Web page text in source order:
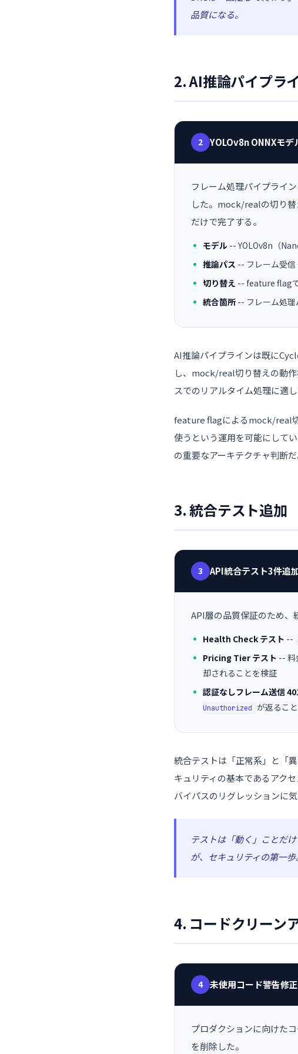
品質になる。
2. AI推論パイプラ
2 YOLOv8n ONNXモデ
フレーム処理パイプライ
した。mock/realの切り
だけで完了する。
モデル -- YOLOv8n（
推論パス -- フレーム受
切り替え -- feature flag
統合箇所 -- フレーム処
AI推論パイプラインは既に
し、mock/real切り替えの動
スでのリアルタイム処理に適し
feature flagによるmock/real
使うという運用を可能にして
の重要なアーキテクチャ判断だ
3. 統合テスト追加
3 API統合テスト3件追
API層の品質保証のため、
Health Check テスト --
Pricing Tier テスト -- 料
却されることを検証
認証なしフレーム送信
Unauthorized が返るこ
統合テストは「正常系」と「
キュリティの基本であるアク
バイパスのリグレッションに気
テストは「動く」ことだ
が、セキュリティの第一歩
4. コードクリーン
4 未使用コード警告修
プロダクションに向けた
を削除した。